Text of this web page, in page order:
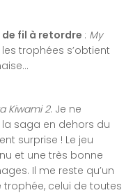
de fil à retordre : My
trophées s’obtient
Kiwami 2. Je ne
saga en dehors du
surprise ! Le jeu
et une très bonne
Il me reste qu’un
celui de toutes